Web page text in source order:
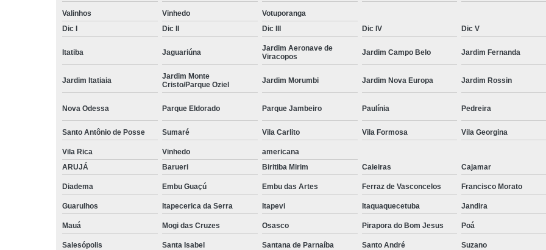
Roupas Masculinas Plus Size
Roupas
Valinhos Vinhedo
Votuporanga
Dic I
Dic II Dic III Dic IV Dic V
Itatiba Jaguariúna
Jardim Aeronave de
Viracopos
Jardim Campo Belo Jardim Fernanda
Jardim Itatiaia
Jardim Monte
Cristo/Parque Oziel
Jardim Morumbi Jardim Nova Europa Jardim Rossin
Nova Odessa Parque Eldorado Parque Jambeiro Paulínia Pedreira
Santo Antônio de Posse Sumaré Vila Carlito Vila Formosa Vila Georgina
Vila Rica Vinhedo
americana
ARUJÁ
Barueri Biritiba Mirim Caieiras Cajamar
Diadema Embu Guaçú Embu das Artes Ferraz de Vasconcelos Francisco Morato
Guarulhos Itapecerica da Serra Itapevi Itaquaquecetuba Jandira
Mauá Mogi das Cruzes Osasco Pirapora do Bom Jesus Poá
Salesópolis Santa Isabel Santana de Parnaíba Santo André Suzano